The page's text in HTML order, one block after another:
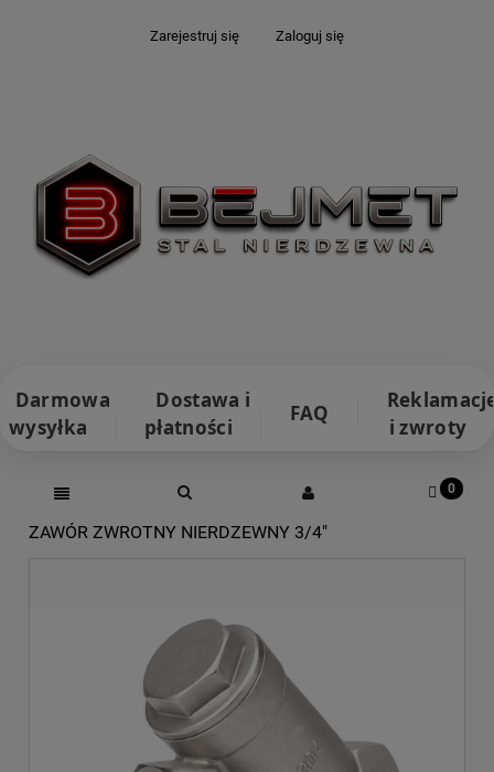
Zarejestruj się Zaloguj się
Darmowa
wysyłka
Dostawa i
płatności
FAQ
i zwroty
ZAWÓR ZWROTNY NIERDZEWNY 3/4"